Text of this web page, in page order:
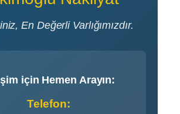
En Değerli Varlığımızdır.
için Hemen Arayın:
Telefon: